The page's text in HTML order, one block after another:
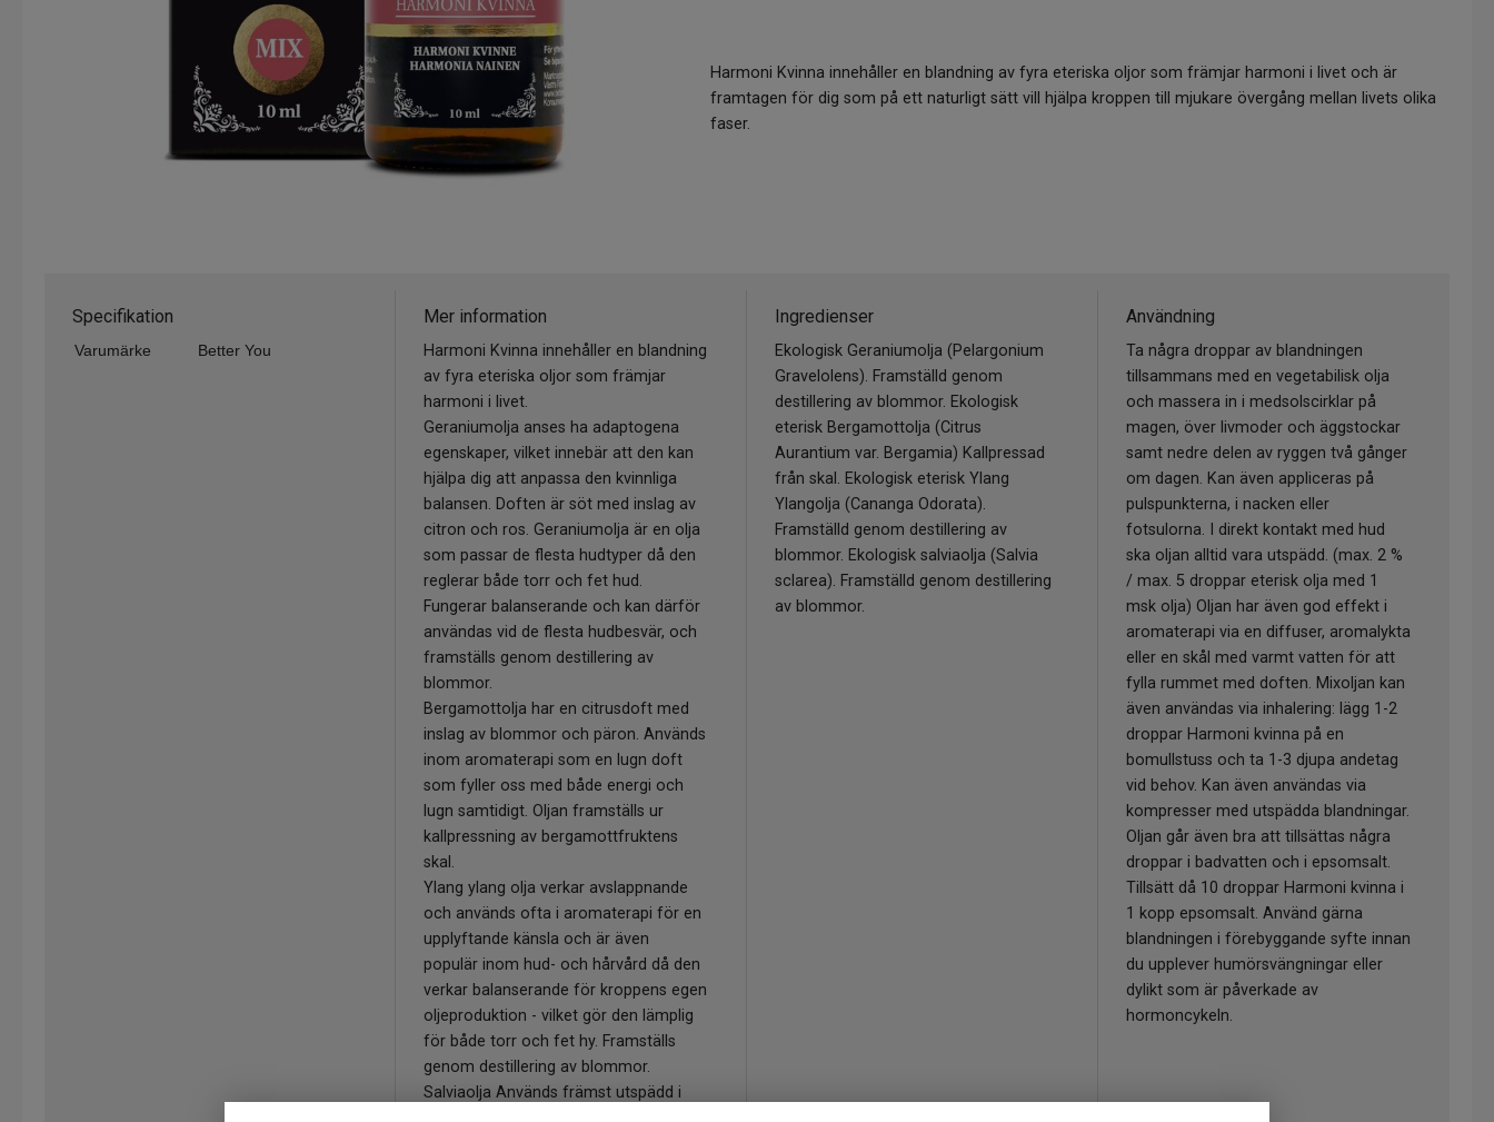
Harmoni Kvinna innehåller en blandning av fyra eteriska oljor som främjar harmoni i livet och är
framtagen för dig som på ett naturligt sätt vill hjälpa kroppen till mjukare övergång mellan livets olika
faser.
Specifikation
Varumärke Better You
Mer information
Harmoni Kvinna innehåller en blandning
av fyra eteriska oljor som främjar
harmoni i livet.
Geraniumolja anses ha adaptogena
egenskaper, vilket innebär att den kan
hjälpa dig att anpassa den kvinnliga
balansen. Doften är söt med inslag av
citron och ros. Geraniumolja är en olja
som passar de flesta hudtyper då den
reglerar både torr och fet hud.
Fungerar balanserande och kan därför
användas vid de flesta hudbesvär, och
framställs genom destillering av
blommor.
Bergamottolja har en citrusdoft med
inslag av blommor och päron. Används
inom aromaterapi som en lugn doft
som fyller oss med både energi och
lugn samtidigt. Oljan framställs ur
kallpressning av bergamottfruktens
skal.
Ylang ylang olja verkar avslappnande
och används ofta i aromaterapi för en
upplyftande känsla och är även
populär inom hud- och hårvård då den
verkar balanserande för kroppens egen
oljeproduktion - vilket gör den lämplig
för både torr och fet hy. Framställs
genom destillering av blommor.
Salviaolja Används främst utspädd i
Ingredienser
Ekologisk Geraniumolja (Pelargonium
Gravelolens). Framställd genom
destillering av blommor. Ekologisk
eterisk Bergamottolja (Citrus
Aurantium var. Bergamia) Kallpressad
från skal. Ekologisk eterisk Ylang
Ylangolja (Cananga Odorata).
Framställd genom destillering av
blommor. Ekologisk salviaolja (Salvia
sclarea). Framställd genom destillering
av blommor.
Användning
Ta några droppar av blandningen
tillsammans med en vegetabilisk olja
och massera in i medsolscirklar på
magen, över livmoder och äggstockar
samt nedre delen av ryggen två gånger
om dagen. Kan även appliceras på
pulspunkterna, i nacken eller
fotsulorna. I direkt kontakt med hud
ska oljan alltid vara utspädd. (max. 2 %
/ max. 5 droppar eterisk olja med 1
msk olja) Oljan har även god effekt i
aromaterapi via en diffuser, aromalykta
eller en skål med varmt vatten för att
fylla rummet med doften. Mixoljan kan
även användas via inhalering: lägg 1-2
droppar Harmoni kvinna på en
bomullstuss och ta 1-3 djupa andetag
vid behov. Kan även användas via
kompresser med utspädda blandningar.
Oljan går även bra att tillsättas några
droppar i badvatten och i epsomsalt.
Tillsätt då 10 droppar Harmoni kvinna i
1 kopp epsomsalt. Använd gärna
blandningen i förebyggande syfte innan
du upplever humörsvängningar eller
dylikt som är påverkade av
hormoncykeln.